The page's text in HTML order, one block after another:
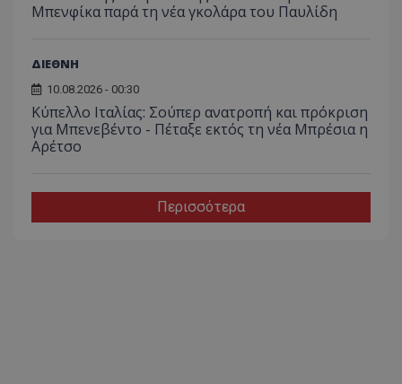
Μπενφίκα παρά τη νέα γκολάρα του Παυλίδη
ΔΙΕΘΝΗ
10.08.2026 - 00:30
Κύπελλο Ιταλίας: Σούπερ ανατροπή και πρόκριση
για Μπενεβέντο - Πέταξε εκτός τη νέα Μπρέσια η
Αρέτσο
Περισσότερα